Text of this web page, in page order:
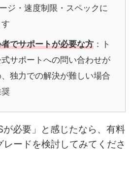
ジ・速度制限・スペックに
でサポートが必要な方：ト
サポートへの問い合わせが
独力での解決が難しい場合
が必要」と感じたなら、有料
ードを検討してみてくださ